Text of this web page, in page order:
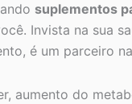
suplementos
Invista na sua
é um parceiro
aumento do